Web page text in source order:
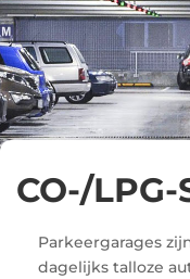
CO-/LPG-
Parkeergarages
dagelijks talloze